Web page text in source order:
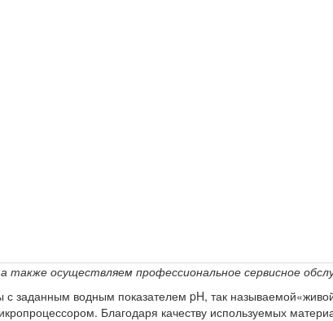
осуществляем профессиональное сервисное
заданным водным показателем pH, так
Благодаря качеству используемых